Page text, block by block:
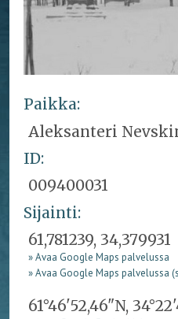
Paikka:
Aleksanteri
ID:
009400031
Sijainti:
61,781239, 34,379931
» Avaa Google Maps palvelussa
» Avaa Google Maps palvelussa
61°46'52,46"N,